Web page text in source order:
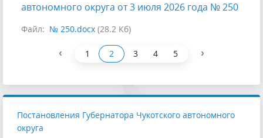
автономного округа от 3 июля 2026 года № 250
Файл: № 250.docx (28.2 Кб)
‹ 1 2 3 4 5 ›
Постановления Губернатора Чукотского автономного
округа